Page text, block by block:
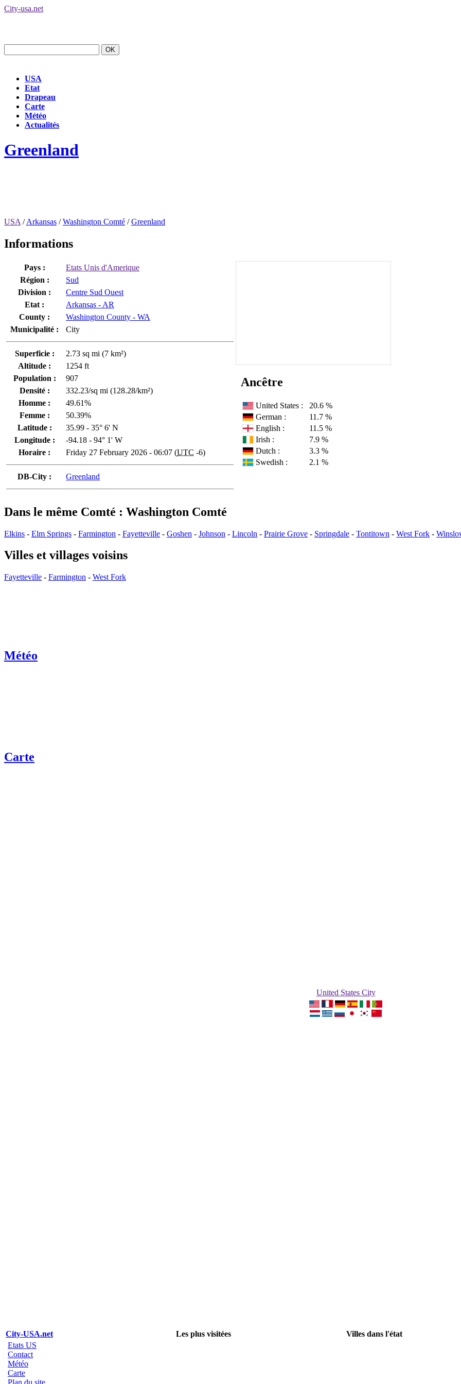
City-usa.net
USA
Etat
Drapeau
Carte
Météo
Actualités
Greenland
USA /Arkansas /Washington Comté /Greenland
Informations
Pays :
Etats Unis d'Amerique
Région :
Sud
Division :
Centre Sud Ouest
Etat :
Arkansas - AR
County :
Washington County - WA
Municipalité :
City
Superficie :
2.73 sq mi (7 km²)
Altitude :
1254 ft
Population :
907
Densité :
332.23/sq mi (128.28/km²)
Homme :
49.61%
Femme :
50.39%
Latitude :
35.99 - 35° 6' N
Longitude :
-94.18 - 94° 1' W
Horaire :
Friday 27 February 2026 - 06:07 (UTC -6)
DB-City : Greenland
Ancêtre
United States :
20.6 %
German :
11.7 %
English :
11.5 %
Irish :
7.9 %
Dutch :
3.3 %
Swedish :
2.1 %
Dans le même Comté : Washington Comté
Elkins - Elm Springs - Farmington - Fayetteville - Goshen - Johnson - Lincoln - Prairie Grove - Springdale - Tontitown - West Fork -
Villes et villages voisins
Fayetteville - Farmington - West Fork
Météo
Carte
United States City
City-USA.net Les plus visitées
Villes dans l'état
Etats US
Contact
Météo
Carte
Plan du site